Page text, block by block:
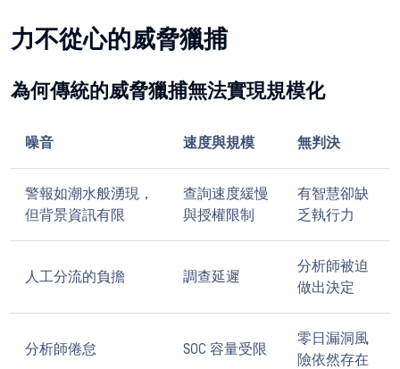
力不從心的威脅獵捕
為何傳統的威脅獵捕無法實現規模化
噪音 速度與規模 無判決
警報如潮水般湧現，
但背景資訊有限
查詢速度緩慢
與授權限制
有智慧卻缺
乏執行力
人工分流的負擔 調查延遲
分析師被迫
做出決定
分析師倦怠 SOC 容量受限
零日漏洞風
險依然存在